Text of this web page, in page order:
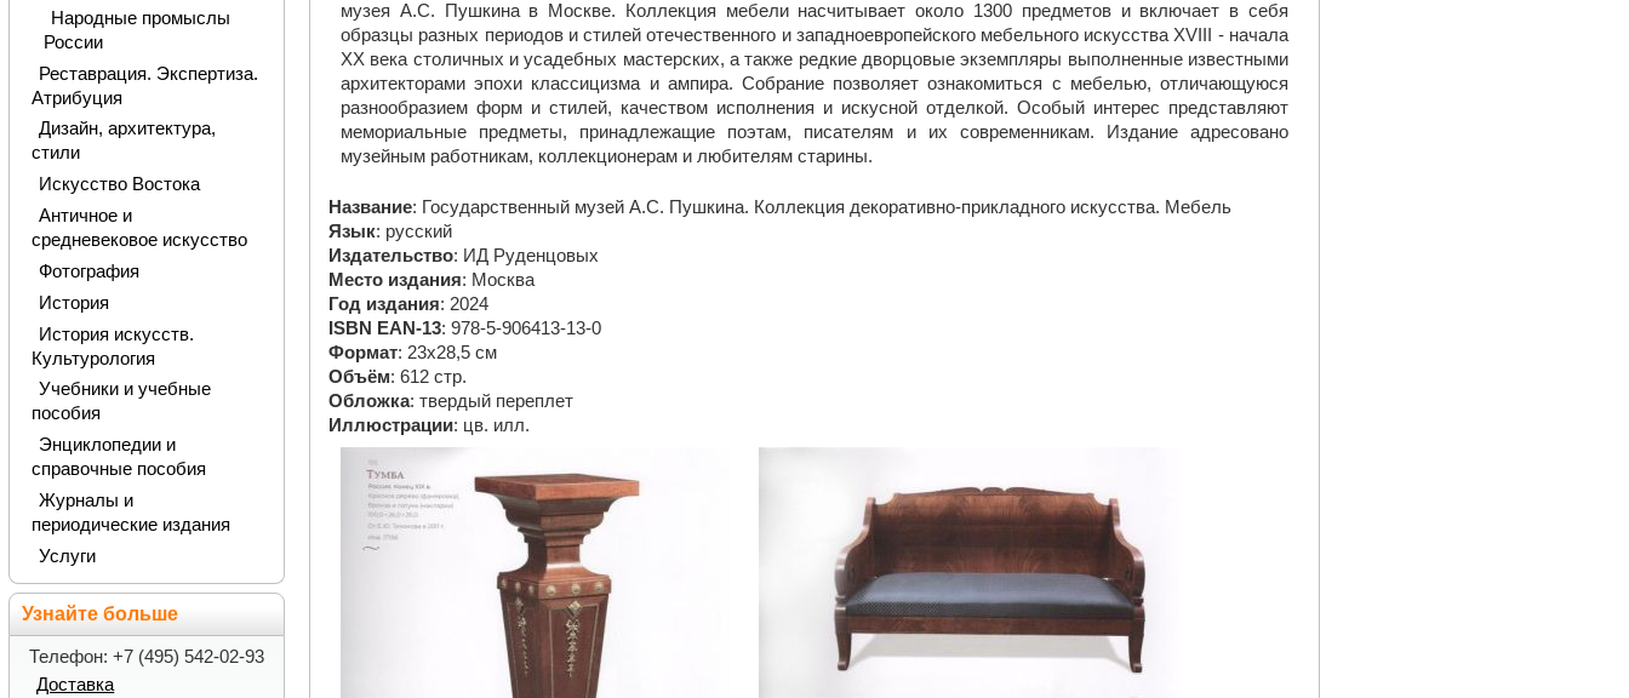
музея А.С. Пушкина в Москве. Коллекция мебели насчитывает около 1300 предметов и включает в себя
образцы разных периодов и стилей отечественного и западноевропейского мебельного искусства XVIII - начала
ХХ века столичных и усадебных мастерских, а также редкие дворцовые экземпляры выполненные известными
архитекторами эпохи классицизма и ампира. Собрание позволяет ознакомиться с мебелью, отличающуюся
разнообразием форм и стилей, качеством исполнения и искусной отделкой. Особый интерес представляют
мемориальные предметы, принадлежащие поэтам, писателям и их современникам. Издание адресовано
музейным работникам, коллекционерам и любителям старины.
Название: Государственный музей А.С. Пушкина. Коллекция декоративно-прикладного искусства. Мебель
Язык: русский
Издательство: ИД Руденцовых
Место издания: Москва
Год издания: 2024
ISBN EAN-13: 978-5-906413-13-0
Формат: 23х28,5 см
Объём: 612 стр.
Обложка: твердый переплет
Иллюстрации: цв. илл.
Народные промыслы
России
Реставрация. Экспертиза.
Атрибуция
Дизайн, архитектура,
стили
Искусство Востока
Античное и
средневековое искусство
Фотография
История
История искусств.
Культурология
Учебники и учебные
пособия
Энциклопедии и
справочные пособия
Журналы и
периодические издания
Услуги
Узнайте больше
Телефон: +7 (495) 542-02-93
Доставка